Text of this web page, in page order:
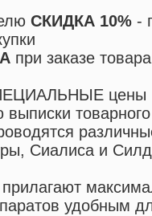
СКИДКА 10% -
при заказе
цены
Сиалиса и
удобным